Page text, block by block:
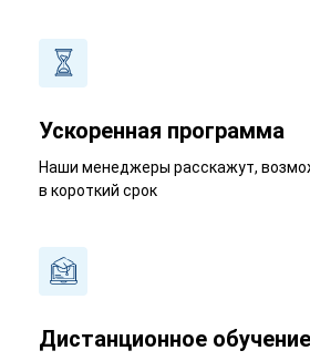
Ускоренная программа
Наши менеджеры расскажут,
в короткий срок
Дистанционное обучение